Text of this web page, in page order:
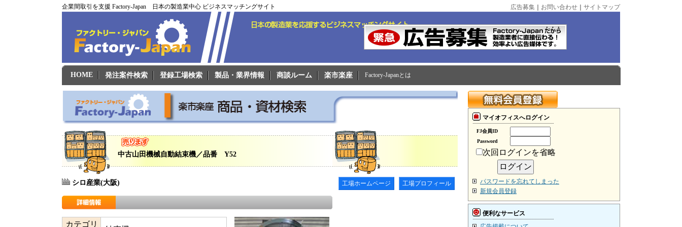
広告募集 お問い合わせ サイトマップ
企業間取引を支援 Factory-Japan 日本の製造業中心 ビジネスマッチングサイト
HOME 発注案件検索 登録工場検索 製品・業界情報 商談ルーム 楽市楽座 Factory-Japanとは
中古山田機械自動結束機／品番 Y52
シロ産業(大阪) 工場ホームページ 工場プロフィール
カテゴリ
マイオフィスへログイン
FJ会員ID
Password
次回ログインを省略
パスワードを忘れてしまった
新規会員登録
便利なサービス